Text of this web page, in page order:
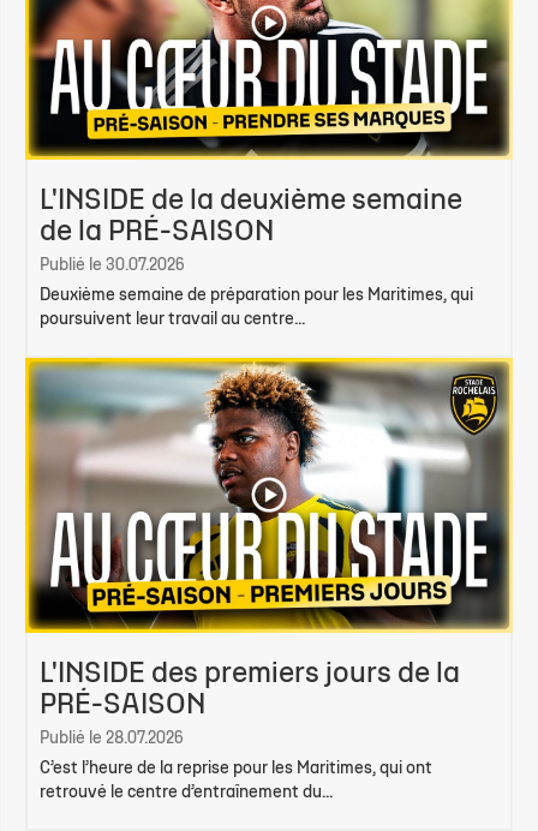
L'INSIDE de la deuxième semaine
de la PRÉ-SAISON
Publié le 30.07.2026
Deuxième semaine de préparation pour les Maritimes, qui
poursuivent leur travail au centre...
L'INSIDE des premiers jours de la
PRÉ-SAISON
Publié le 28.07.2026
C’est l’heure de la reprise pour les Maritimes, qui ont
retrouvé le centre d’entraînement du...